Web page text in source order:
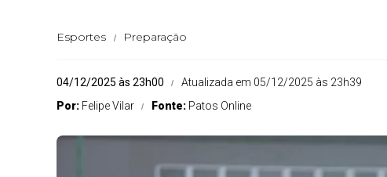
Esportes Preparação
04/12/2025 às 23h00
Atualizada em 05/12/2025 às 23h39
Por: Felipe Vilar Fonte: Patos Online